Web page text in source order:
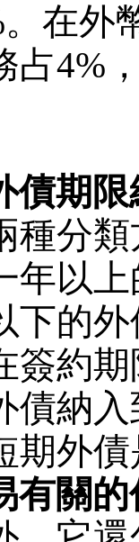
。在外
占4%
債期
種分
年以
下的
簽約
債納
期外
有關的